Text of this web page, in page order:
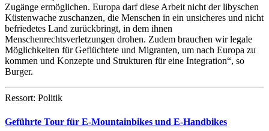
Zugänge ermöglichen. Europa darf diese Arbeit nicht der libyschen
Küstenwache zuschanzen, die Menschen in ein unsicheres und nicht
befriedetes Land zurückbringt, in dem ihnen
Menschenrechtsverletzungen drohen. Zudem brauchen wir legale
Möglichkeiten für Geflüchtete und Migranten, um nach Europa zu
kommen und Konzepte und Strukturen für eine Integration“, so
Burger.
Ressort: Politik
Geführte Tour für E-Mountainbikes und E-Handbikes